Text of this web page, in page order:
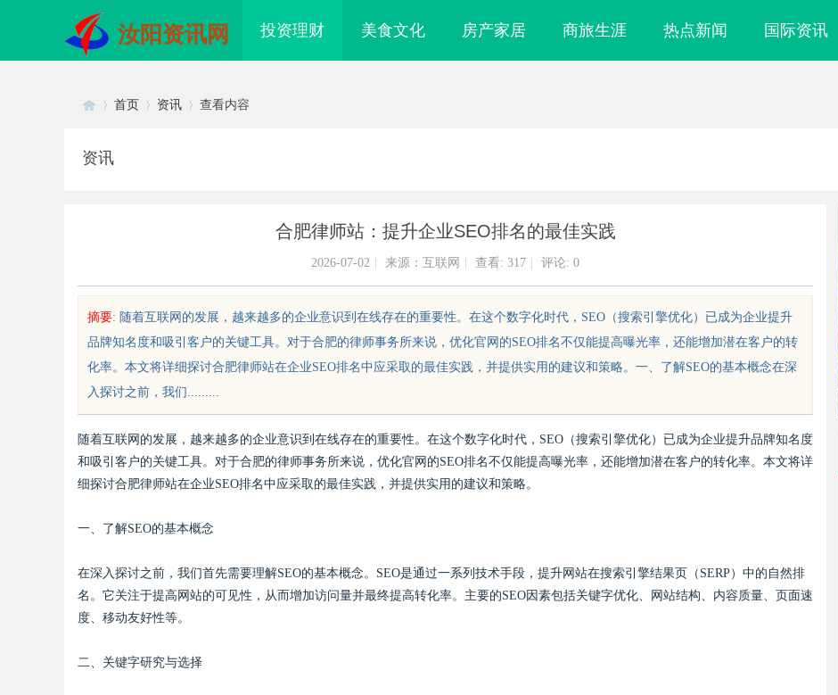
汝阳资讯网 投资理财 美食文化 房产家居 商旅生涯 热点新闻 国际资讯
sc
uz
首页 资讯 查看内容
资讯
合肥律师站：提升企业SEO排名的最佳实践
2026-07-02 来源：互联网 查看: 317 评论: 0
摘要: 随着互联网的发展，越来越多的企业意识到在线存在的重要性。在这个数字化时代，SEO（搜索引擎优化）已成为企业提升
品牌知名度和吸引客户的关键工具。对于合肥的律师事务所来说，优化官网的SEO排名不仅能提高曝光率，还能增加潜在客户的转
化率。本文将详细探讨合肥律师站在企业SEO排名中应采取的最佳实践，并提供实用的建议和策略。一、了解SEO的基本概念在深
入探讨之前，我们.........
随着互联网的发展，越来越多的企业意识到在线存在的重要性。在这个数字化时代，SEO（搜索引擎优化）已成为企业提升品牌知名度
和吸引客户的关键工具。对于合肥的律师事务所来说，优化官网的SEO排名不仅能提高曝光率，还能增加潜在客户的转化率。本文将详
细探讨合肥律师站在企业SEO排名中应采取的最佳实践，并提供实用的建议和策略。
一、了解SEO的基本概念
在深入探讨之前，我们首先需要理解SEO的基本概念。SEO是通过一系列技术手段，提升网站在搜索引擎结果页（SERP）中的自然排
名。它关注于提高网站的可见性，从而增加访问量并最终提高转化率。主要的SEO因素包括关键字优化、网站结构、内容质量、页面速
度、移动友好性等。
二、关键字研究与选择
武汉配眼镜 上海配眼镜 2345电影网：丰富影视资源与便
影体验的最佳选择